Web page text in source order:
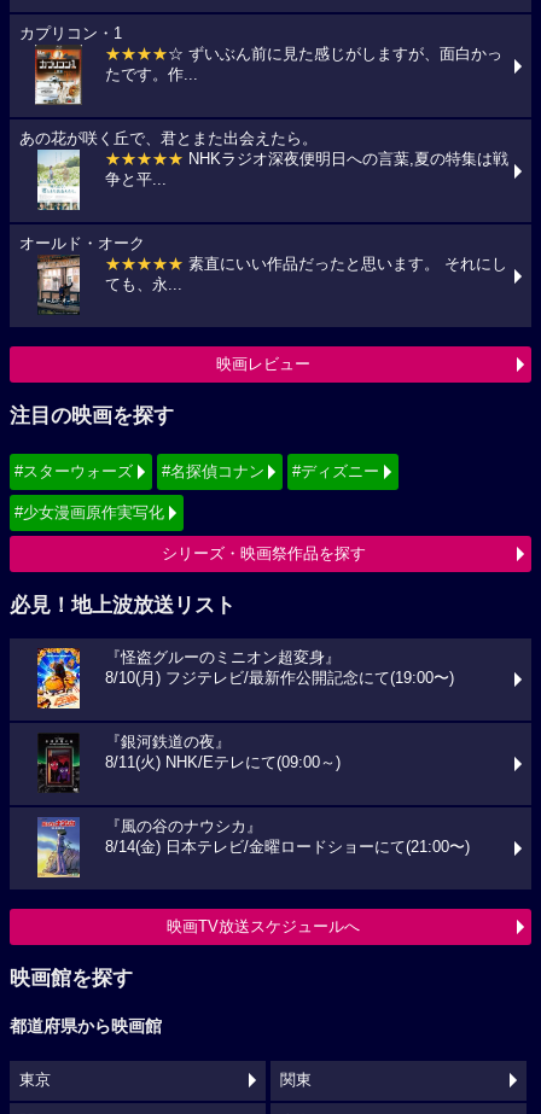
カプリコン・1
★★★★☆ ずいぶん前に見た感じがしますが、面白かっ
たです。作...
あの花が咲く丘で、君とまた出会えたら。
★★★★★ NHKラジオ深夜便明日への言葉,夏の特集は戦
争と平...
オールド・オーク
★★★★★ 素直にいい作品だったと思います。 それにし
ても、永...
映画レビュー
注目の映画を探す
#スターウォーズ #名探偵コナン #ディズニー
#少女漫画原作実写化
シリーズ・映画祭作品を探す
必見！地上波放送リスト
『怪盗グルーのミニオン超変身』
8/10(月) フジテレビ/最新作公開記念にて(19:00〜)
『銀河鉄道の夜』
8/11(火) NHK/Eテレにて(09:00～)
『風の谷のナウシカ』
8/14(金) 日本テレビ/金曜ロードショーにて(21:00〜)
映画TV放送スケジュールへ
映画館を探す
都道府県から映画館
東京 関東